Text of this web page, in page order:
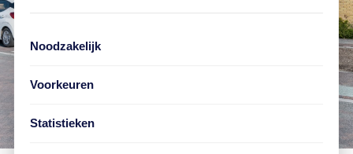
Noodzakelijk
Voorkeuren
Statistieken